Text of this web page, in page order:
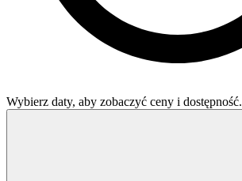
Wybierz daty, aby zobaczyć ceny i dostępność.